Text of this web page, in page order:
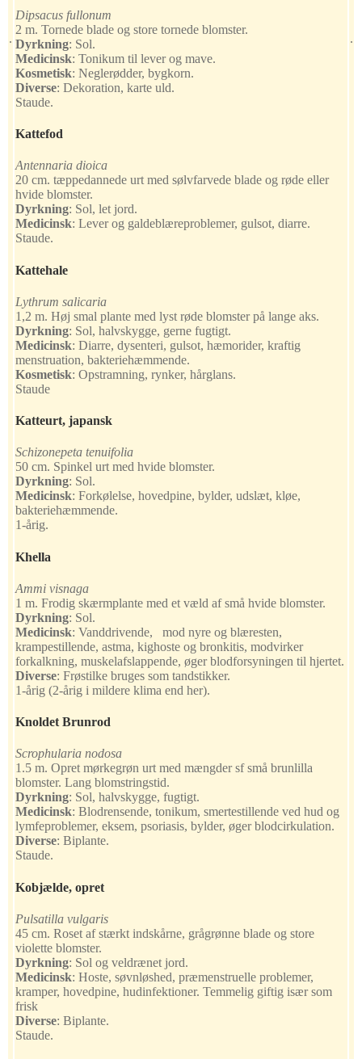
.
Dipsacus fullonum
2 m. Tornede blade og store tornede blomster.
Dyrkning: Sol.
Medicinsk: Tonikum til lever og mave.
Kosmetisk: Neglerødder, bygkorn.
Diverse: Dekoration, karte uld.
Staude.
Kattefod
Antennaria dioica
20 cm. tæppedannede urt med sølvfarvede blade og røde eller
hvide blomster.
Dyrkning: Sol, let jord.
Medicinsk: Lever og galdeblæreproblemer, gulsot, diarre.
Staude.
Kattehale
Lythrum salicaria
1,2 m. Høj smal plante med lyst røde blomster på lange aks.
Dyrkning: Sol, halvskygge, gerne fugtigt.
Medicinsk: Diarre, dysenteri, gulsot, hæmorider, kraftig
menstruation, bakteriehæmmende.
Kosmetisk: Opstramning, rynker, hårglans.
Staude
Katteurt, japansk
Schizonepeta tenuifolia
50 cm. Spinkel urt med hvide blomster.
Dyrkning: Sol.
Medicinsk: Forkølelse, hovedpine, bylder, udslæt, kløe,
bakteriehæmmende.
1-årig.
Khella
Ammi visnaga
1 m. Frodig skærmplante med et væld af små hvide blomster.
Dyrkning: Sol.
Medicinsk: Vanddrivende, mod nyre og blæresten,
krampestillende, astma, kighoste og bronkitis, modvirker
forkalkning, muskelafslappende, øger blodforsyningen til hjertet.
Diverse: Frøstilke bruges som tandstikker.
1-årig (2-årig i mildere klima end her).
Knoldet Brunrod
Scrophularia nodosa
1.5 m. Opret mørkegrøn urt med mængder sf små brunlilla
blomster. Lang blomstringstid.
Dyrkning: Sol, halvskygge, fugtigt.
Medicinsk: Blodrensende, tonikum, smertestillende ved hud og
lymfeproblemer, eksem, psoriasis, bylder, øger blodcirkulation.
Diverse: Biplante.
Staude.
Kobjælde, opret
Pulsatilla vulgaris
45 cm. Roset af stærkt indskårne, grågrønne blade og store
violette blomster.
Dyrkning: Sol og veldrænet jord.
Medicinsk: Hoste, søvnløshed, præmenstruelle problemer,
kramper, hovedpine, hudinfektioner. Temmelig giftig især som
frisk
Diverse: Biplante.
Staude.
.